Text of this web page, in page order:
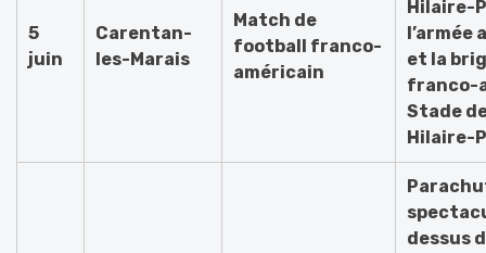
5
juin
Carentan-
les-Marais
Match de
football franco-
américain
Hilaire-
l’armée
et la
franco-
Stade
Hilaire-
dessus